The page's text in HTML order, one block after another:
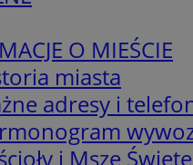
O MIEŚCIE
miasta
adresy i
i Msze